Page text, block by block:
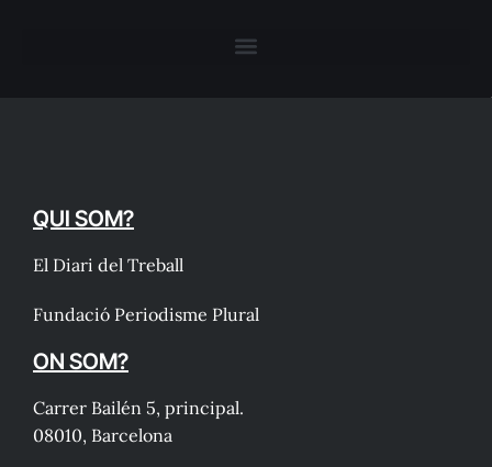
QUI SOM?
El Diari del Treball
Fundació Periodisme Plural
ON SOM?
Carrer Bailén 5, principal.
08010, Barcelona